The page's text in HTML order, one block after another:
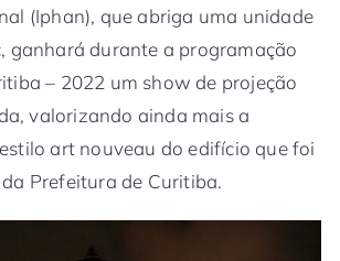
(Iphan), que abriga uma unidade
ganhará durante a programação
– 2022 um show de projeção
valorizando ainda mais a
art nouveau do edifício que foi
Prefeitura de Curitiba.